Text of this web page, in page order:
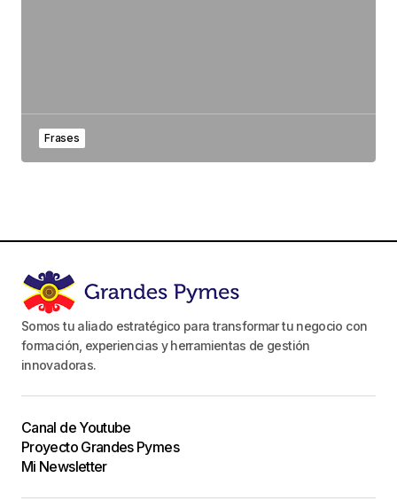
Frases
Somos tu aliado estratégico para transformar tu negocio con
formación, experiencias y herramientas de gestión
innovadoras.
Canal de Youtube
Proyecto Grandes Pymes
Mi Newsletter